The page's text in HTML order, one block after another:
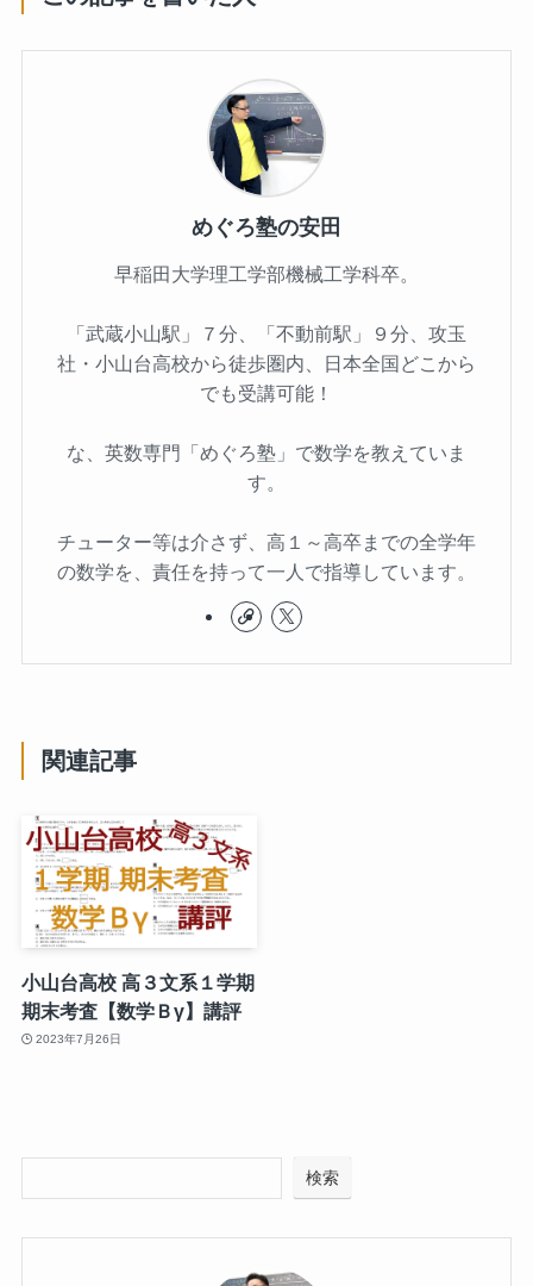
めぐろ塾の安田
早稲田大学理工学部機械工学科卒。
「武蔵小山駅」７分、「不動前駅」９分、攻玉
社・小山台高校から徒歩圏内、日本全国どこから
でも受講可能！
な、英数専門「めぐろ塾」で数学を教えていま
す。
チューター等は介さず、高１～高卒までの全学年
の数学を、責任を持って一人で指導しています。
関連記事
小山台高校 高３文系１学期
期末考査【数学Ｂγ】講評
2023年7月26日
検索